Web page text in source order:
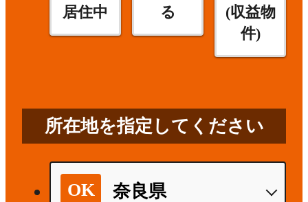
居住中
る
(収益物
件)
所在地を指定してください